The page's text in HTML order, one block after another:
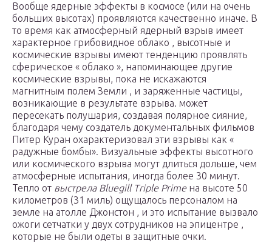
Вообще ядерные эффекты в космосе (или на очень
больших высотах) проявляются качественно иначе. В
то время как атмосферный ядерный взрыв имеет
характерное грибовидное облако , высотные и
космические взрывы имеют тенденцию проявлять
сферическое « облако », напоминающее другие
космические взрывы, пока не искажаются
магнитным полем Земли , и заряженные частицы,
возникающие в результате взрыва. может
пересекать полушария, создавая полярное сияние,
благодаря чему создатель документальных фильмов
Питер Куран охарактеризовал эти взрывы как «
радужные бомбы». Визуальные эффекты высотного
или космического взрыва могут длиться дольше, чем
атмосферные испытания, иногда более 30 минут.
Тепло от выстрела Bluegill Triple Prime на высоте 50
километров (31 миль) ощущалось персоналом на
земле на атолле Джонстон , и это испытание вызвало
ожоги сетчатки у двух сотрудников на эпицентре ,
которые не были одеты в защитные очки.